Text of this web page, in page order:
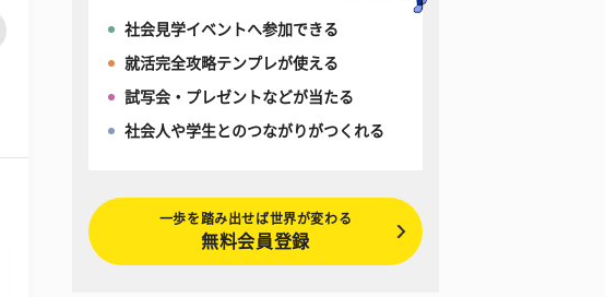
社会見学イベントへ参加できる
就活完全攻略テンプレが使える
試写会・プレゼントなどが当たる
社会人や学生とのつながりがつくれる
一歩を踏み出せば世界が変わる
無料会員登録